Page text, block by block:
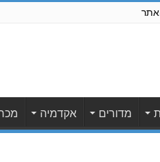
מדורים אקדמיה